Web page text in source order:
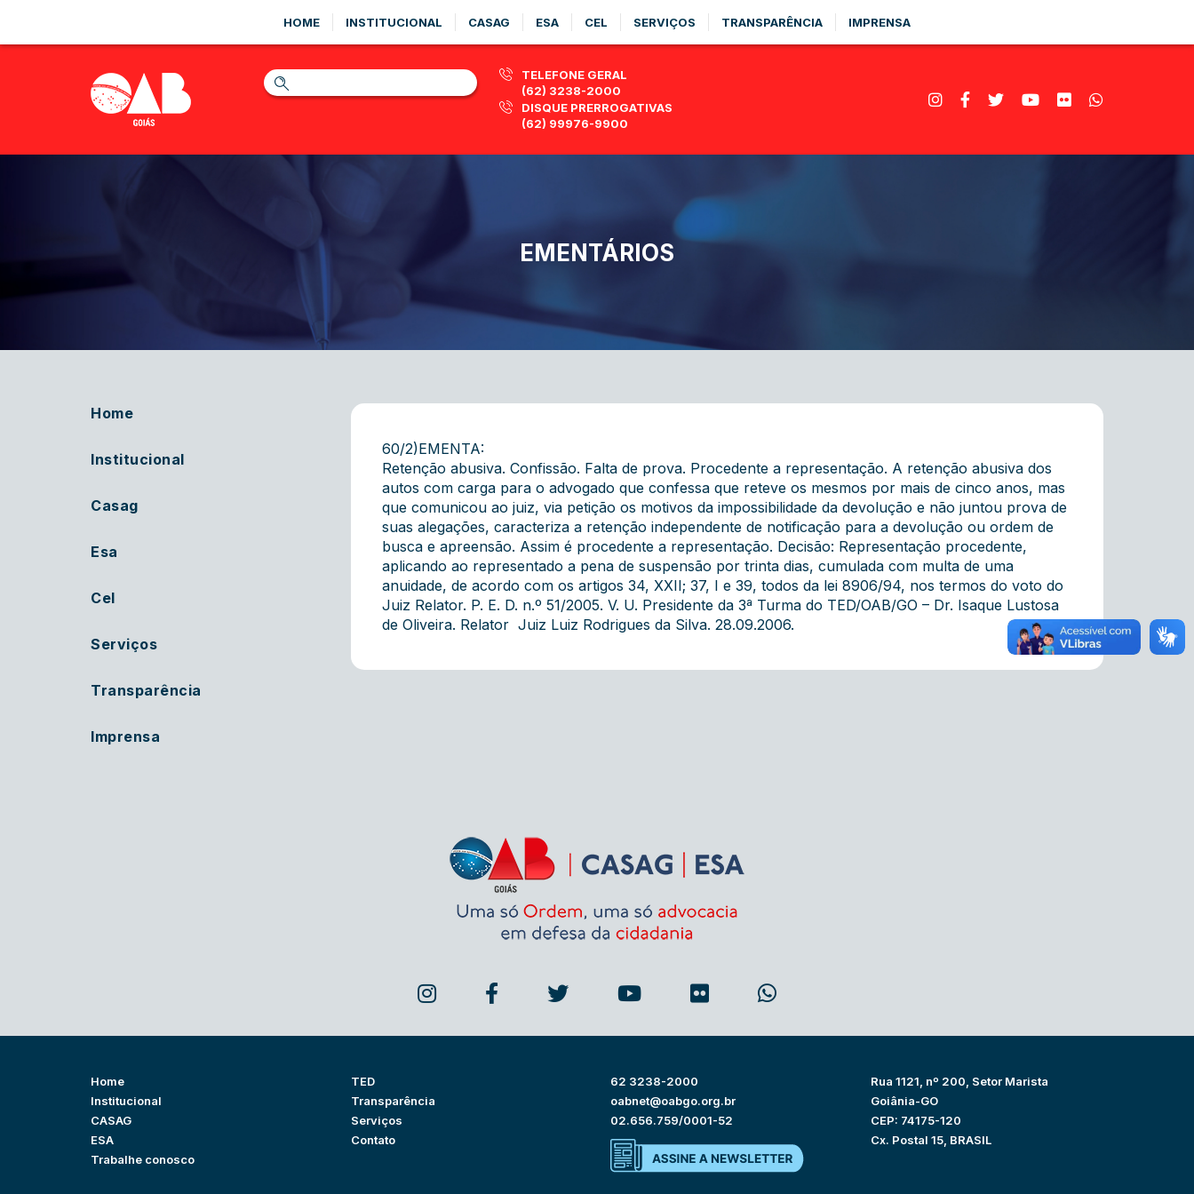
HOME INSTITUCIONAL CASAG ESA CEL SERVIÇOS TRANSPARÊNCIA IMPRENSA
TELEFONE GERAL
(62) 3238-2000
DISQUE PRERROGATIVAS
(62) 99976-9900
EMENTÁRIOS
Home
Institucional
Casag
Esa
Cel
Serviços
Transparência
Imprensa
60/2)EMENTA:
Retenção abusiva. Confissão. Falta de prova. Procedente a representação. A retenção abusiva dos
autos com carga para o advogado que confessa que reteve os mesmos por mais de cinco anos, mas
que comunicou ao juiz, via petição os motivos da impossibilidade da devolução e não juntou prova de
suas alegações, caracteriza a retenção independente de notificação para a devolução ou ordem de
busca e apreensão. Assim é procedente a representação. Decisão: Representação procedente,
aplicando ao representado a pena de suspensão por trinta dias, cumulada com multa de uma
anuidade, de acordo com os artigos 34, XXII; 37, I e 39, todos da lei 8906/94, nos termos do voto do
Juiz Relator. P. E. D. n.º 51/2005. V. U. Presidente da 3ª Turma do TED/OAB/GO – Dr. Isaque Lustosa
de Oliveira. Relator  Juiz Luiz Rodrigues da Silva. 28.09.2006.
Home
Institucional
CASAG
ESA
Trabalhe conosco
TED
Transparência
Serviços
Contato
62 3238-2000
oabnet@oabgo.org.br
02.656.759/0001-52
Rua 1121, nº 200, Setor Marista
Goiânia-GO
CEP: 74175-120
Cx. Postal 15, BRASIL